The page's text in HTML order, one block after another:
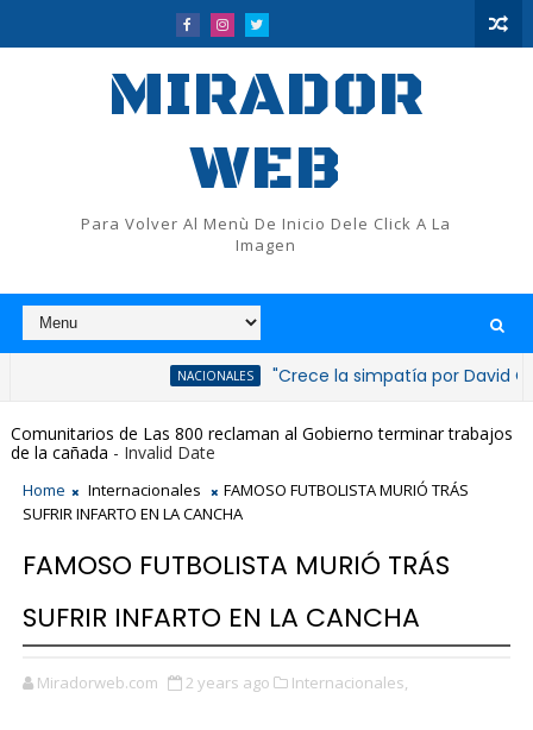
MIRADOR
WEB
Para Volver Al Menù De Inicio Dele Click A La
Imagen
"Crece la simpatía por David Collado
Comunitarios de Las 800 reclaman al Gobierno terminar trabajos
de la cañada - Invalid Date
Home Internacionales
FAMOSO FUTBOLISTA MURIÓ TRÁS
SUFRIR INFARTO EN LA CANCHA
FAMOSO FUTBOLISTA MURIÓ TRÁS
SUFRIR INFARTO EN LA CANCHA
Miradorweb.com 2 years ago Internacionales,